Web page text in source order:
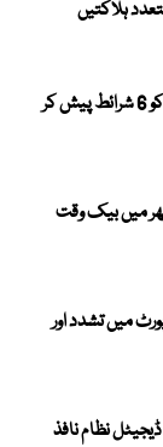
آبنائے ہرمز کھولنے کیلئے ایران نے امریکا کو 6 شرائط پیش کر
ملک بھر میں بیک وقت
میں تشدد اور
ڈیجیٹل نظام نافذ